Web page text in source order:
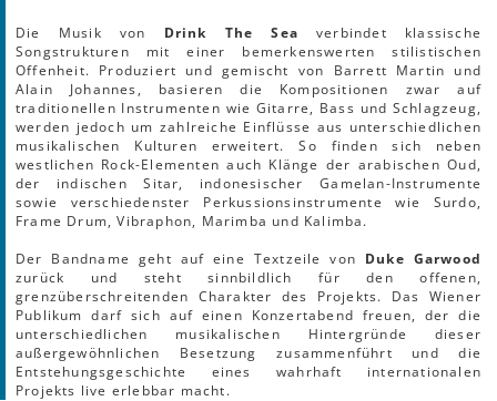
Die Musik von Drink The Sea verbindet klassische
Songstrukturen mit einer bemerkenswerten stilistischen
Offenheit. Produziert und gemischt von Barrett Martin und
Alain Johannes, basieren die Kompositionen zwar auf
traditionellen Instrumenten wie Gitarre, Bass und Schlagzeug,
werden jedoch um zahlreiche Einflüsse aus unterschiedlichen
musikalischen Kulturen erweitert. So finden sich neben
westlichen Rock-Elementen auch Klänge der arabischen Oud,
der indischen Sitar, indonesischer Gamelan-Instrumente
sowie verschiedenster Perkussionsinstrumente wie Surdo,
Frame Drum, Vibraphon, Marimba und Kalimba.
Der Bandname geht auf eine Textzeile von Duke Garwood
zurück und steht sinnbildlich für den offenen,
grenzüberschreitenden Charakter des Projekts. Das Wiener
Publikum darf sich auf einen Konzertabend freuen, der die
unterschiedlichen musikalischen Hintergründe dieser
außergewöhnlichen Besetzung zusammenführt und die
Entstehungsgeschichte eines wahrhaft internationalen
Projekts live erlebbar macht.